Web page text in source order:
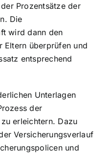
Prozentsätze der
Die
wird dann den
Eltern überprüfen und
entsprechend
Unterlagen
der
erleichtern. Dazu
Versicherungsverlauf
und